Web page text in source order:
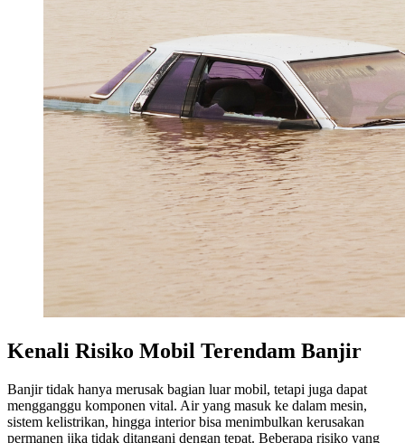
Kenali Risiko Mobil Terendam Banjir
Banjir tidak hanya merusak bagian luar mobil, tetapi juga dapat
mengganggu komponen vital. Air yang masuk ke dalam mesin,
sistem kelistrikan, hingga interior bisa menimbulkan kerusakan
permanen jika tidak ditangani dengan tepat. Beberapa risiko yang